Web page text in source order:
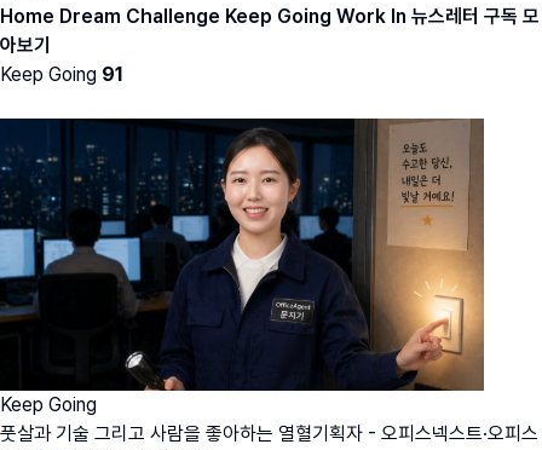
Home Dream Challenge Keep Going Work In 뉴스레터 구독 모
아보기
Keep Going 91
Keep Going
풋살과 기술 그리고 사람을 좋아하는 열혈기획자 - 오피스넥스트·오피스